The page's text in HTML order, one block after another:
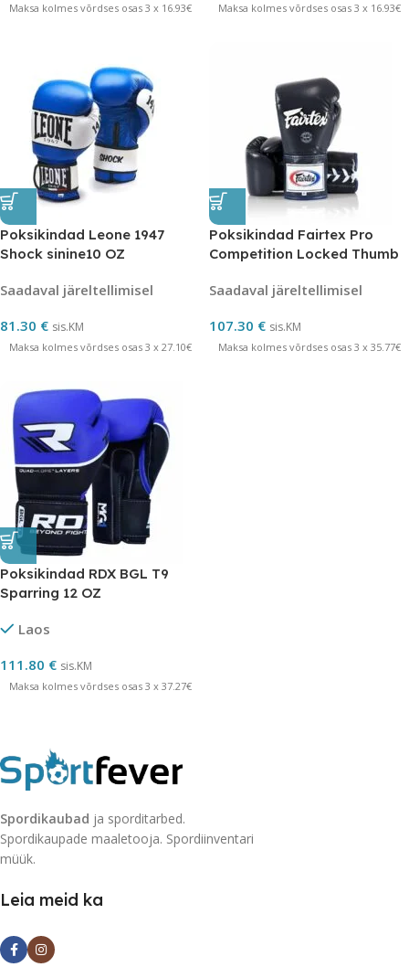
Maksa kolmes võrdses osas 3 x 16.93€ Maksa kolmes võrdses osas 3 x 16.93€
Poksikindad Leone 1947
Shock sinine10 OZ
Saadaval järeltellimisel
81.30 € sis.KM
Maksa kolmes võrdses osas 3 x 27.10€
Poksikindad Fairtex Pro
Competition Locked Thumb
Saadaval järeltellimisel
107.30 € sis.KM
Maksa kolmes võrdses osas 3 x 35.77€
Poksikindad RDX BGL T9
Sparring 12 OZ
Laos
111.80 € sis.KM
Maksa kolmes võrdses osas 3 x 37.27€
Spordikaubad ja sporditarbed.
Spordikaupade maaletooja. Spordiinventari
müük.
Leia meid ka